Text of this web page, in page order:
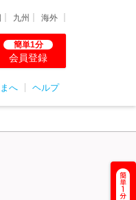
九州 海外
簡単1分
会員登録
へ ヘルプ